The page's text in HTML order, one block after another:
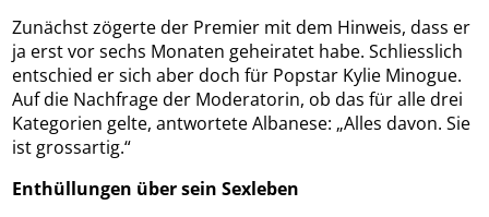
Zunächst zögerte der Premier mit dem Hinweis, dass er
ja erst vor sechs Monaten geheiratet habe. Schliesslich
entschied er sich aber doch für Popstar Kylie Minogue.
Auf die Nachfrage der Moderatorin, ob das für alle drei
Kategorien gelte, antwortete Albanese: „Alles davon. Sie
ist grossartig.“
Enthüllungen über sein Sexleben